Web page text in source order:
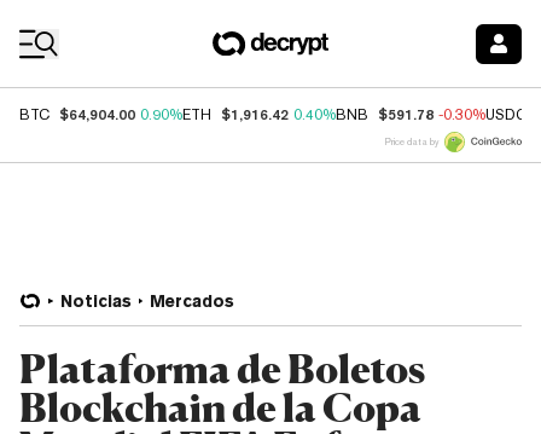
BTC $64,904.00 0.90%ETH $1,916.42 0.40%BNB $591.78 -0.30%USDC
Price data by
Noticias Mercados
Plataforma de Boletos
Blockchain de la Copa